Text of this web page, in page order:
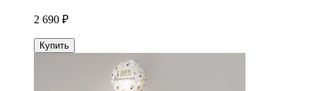
2 690 ₽
Купить